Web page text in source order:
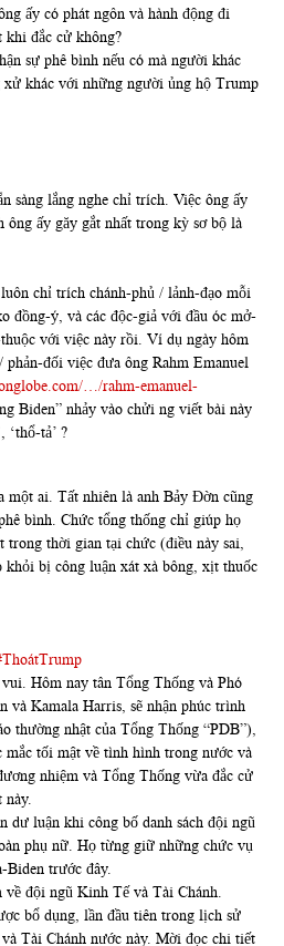
ấy có phát ngôn và hành động đi
khi đắc cử không?
sự phê bình nếu có mà người khác
xử khác với những người ủng hộ Trump
sàng lắng nghe chỉ trích. Việc ông ấy
ấy găy gắt nhất trong kỳ sơ bộ là
chỉ trích chánh-phủ / lảnh-đạo mỗi
đồng-ý, và các độc-giả với đầu óc mở-
với việc này rồi. Ví dụ ngày hôm
đối việc đưa ông Rahm Emanuel
…/rahm-emanuel-
Biden” nhảy vào chửi ng viết bài này
‘thổ-tả’ ?
một ai. Tất nhiên là anh Bảy Đờn cũng
bình. Chức tổng thống chỉ giúp họ
trong thời gian tại chức (điều này sai,
khỏi bị công luận xát xà bông, xịt thuốc
Hôm nay tân Tổng Thống và Phó
và Kamala Harris, sẽ nhận phúc trình
thường nhật của Tổng Thống “PDB”),
mắc tối mật về tình hình trong nước và
nhiệm và Tổng Thống vừa đắc cử
này.
dư luận khi công bố danh sách đội ngũ
phụ nữ. Họ từng giữ những chức vụ
Biden trước đây.
về đội ngũ Kinh Tế và Tài Chánh.
bổ dụng, lần đầu tiên trong lịch sử
Tài Chánh nước này. Mời đọc chi tiết